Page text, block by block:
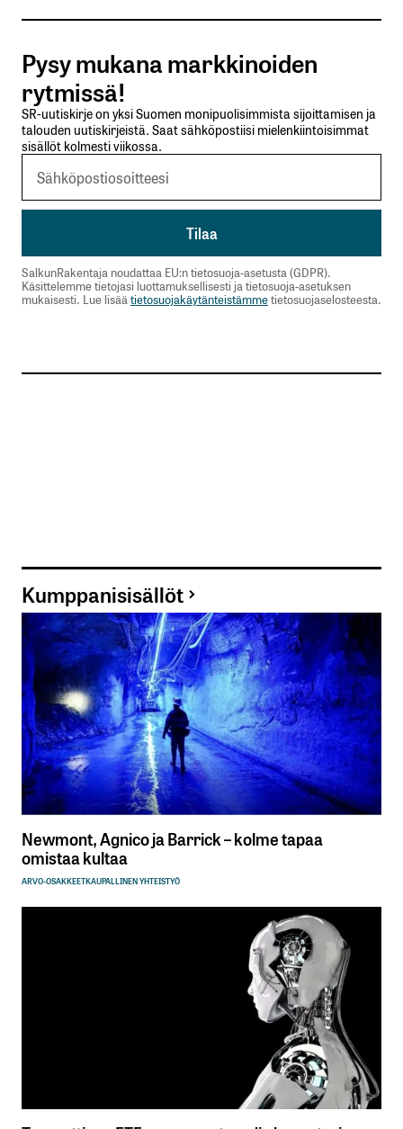
Tilaa SalkunRakentajan uutiskirje
Lähetä kommentti
Pysy mukana markkinoiden
rytmissä!
SR-uutiskirje on yksi Suomen monipuolisimmista sijoittamisen ja
talouden uutiskirjeistä. Saat sähköpostiisi mielenkiintoisimmat
sisällöt kolmesti viikossa.
SalkunRakentaja noudattaa EU:n tietosuoja-asetusta (GDPR).
Käsittelemme tietojasi luottamuksellisesti ja tietosuoja-asetuksen
mukaisesti. Lue lisäätietosuojakäytänteistämmetietosuojaselosteesta.
Kumppanisisällöt
Newmont, Agnico ja Barrick – kolme tapaa
omistaa kultaa
ARVO-OSAKKEETKAUPALLINEN YHTEISTYÖ